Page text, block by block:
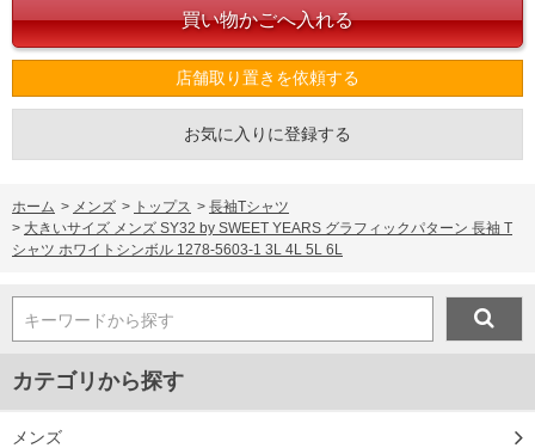
店舗取り置きを依頼する
お気に入りに登録する
ホーム > メンズ > トップス > 長袖Tシャツ
> 大きいサイズ メンズ SY32 by SWEET YEARS グラフィックパターン 長袖 T
シャツ ホワイトシンボル 1278-5603-1 3L 4L 5L 6L
キーワードから探す
カテゴリから探す
メンズ